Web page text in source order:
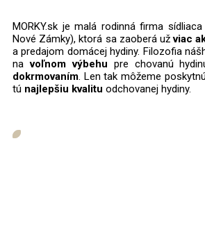
MORKY.sk je malá rodinná firma
Nové Zámky), ktorá sa zaoberá užviac
a predajom domácej hydiny. Filozofia
navoľnom výbehu pre chovanú
dokrmovaním. Len tak môžeme
tú najlepšiu kvalitu odchovanej hydiny.